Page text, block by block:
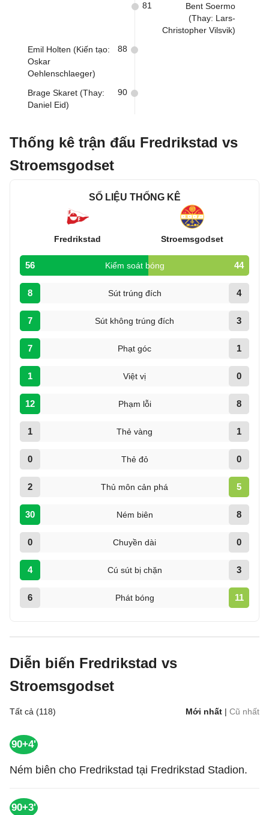
Bent Soermo
(Thay: Lars-
Christopher Vilsvik)
81
Emil Holten (Kiến tạo:
Oskar
Oehlenschlaeger)
88
Brage Skaret (Thay:
Daniel Eid)
90
Thống kê trận đấu Fredrikstad vs
Stroemsgodset
SỐ LIỆU THỐNG KÊ
Fredrikstad Stroemsgodset
56 Kiểm soát bóng 44
8 Sút trúng đích 4
7 Sút không trúng đích 3
7 Phạt góc 1
1 Việt vị 0
12 Phạm lỗi 8
1 Thẻ vàng 1
0 Thẻ đỏ 0
2 Thủ môn cản phá 5
30 Ném biên 8
0 Chuyền dài 0
4 Cú sút bị chặn 3
6 Phát bóng 11
Diễn biến Fredrikstad vs
Stroemsgodset
Tất cả (118) Mới nhất | Cũ nhất
90+4'
Ném biên cho Fredrikstad tại Fredrikstad Stadion.
90+3'